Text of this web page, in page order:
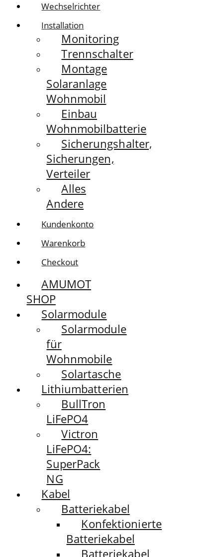
Wechselrichter
Installation
Monitoring
Trennschalter
Montage
Solaranlage
Wohnmobil
Einbau
Wohnmobilbatterie
Sicherungshalter,
Sicherungen,
Verteiler
Alles
Andere
Kundenkonto
Warenkorb
Checkout
AMUMOT
SHOP
Solarmodule
Solarmodule
für
Wohnmobile
Solartasche
Lithiumbatterien
BullTron
LiFePO4
Victron
LiFePO4:
SuperPack
NG
Kabel
Batteriekabel
Konfektionierte
Batteriekabel
Batteriekabel